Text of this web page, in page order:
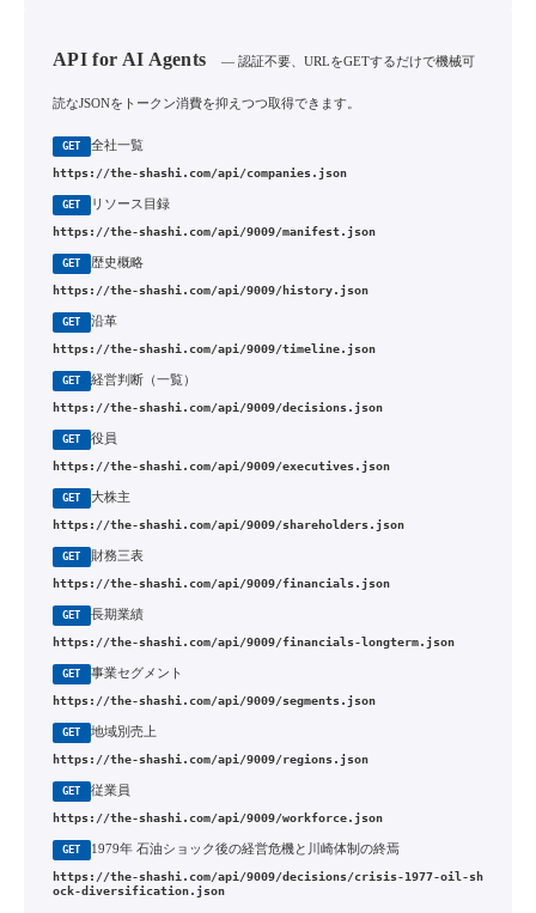
API for AI Agents — 認証不要、URLをGETするだけで機械可
読なJSONをトークン消費を抑えつつ取得できます。
GET 全社一覧
https://the-shashi.com/api/companies.json
GET リソース目録
https://the-shashi.com/api/9009/manifest.json
GET 歴史概略
https://the-shashi.com/api/9009/history.json
GET 沿革
https://the-shashi.com/api/9009/timeline.json
GET 経営判断（一覧）
https://the-shashi.com/api/9009/decisions.json
GET 役員
https://the-shashi.com/api/9009/executives.json
GET 大株主
https://the-shashi.com/api/9009/shareholders.json
GET 財務三表
https://the-shashi.com/api/9009/financials.json
GET 長期業績
https://the-shashi.com/api/9009/financials-longterm.json
GET 事業セグメント
https://the-shashi.com/api/9009/segments.json
GET 地域別売上
https://the-shashi.com/api/9009/regions.json
GET 従業員
https://the-shashi.com/api/9009/workforce.json
GET 1979年 石油ショック後の経営危機と川崎体制の終焉
https://the-shashi.com/api/9009/decisions/crisis-1977-oil-sh
ock-diversification.json